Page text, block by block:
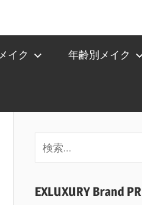
イク 年齢別メイク
EXLUXURY Brand